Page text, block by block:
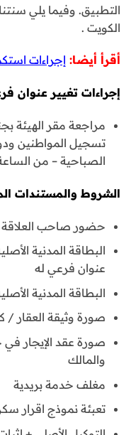
التطبيق. وفيما يلي
الكويت .
أقرأ أيضا: إجراءات
إجراءات تغيير عنوان
مراجعة مقر الهيئة
تسجيل المواطنين
الصباحية – من الساعة 8 ص الى 1
الشروط والمستندات
حضور صاحب
البطاقة المدنية
عنوان فرعي له
البطاقة المدنية
صورة وثيقة العقار
صورة عقد الإيجار
والمالك
مغلف خدمة بريدية
تعبئة نموذج اقرار